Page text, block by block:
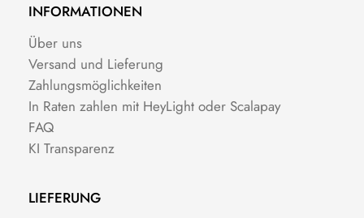
INFORMATIONEN
Über uns
Versand und Lieferung
Zahlungsmöglichkeiten
In Raten zahlen mit HeyLight oder Scalapay
FAQ
KI Transparenz
LIEFERUNG